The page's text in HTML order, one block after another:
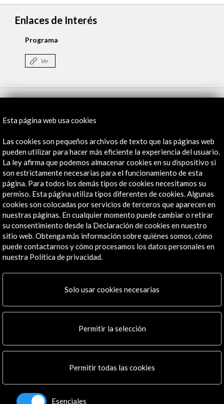
Enlaces de Interés
Programa
Ver
31 May - 03 Jun 2018
Los Ángeles, Estados Unidos
Recibe las últimas NOVEDADES
Suscríbete a nuestro boletín digital Ver último boletín
AC/E
Contacta
info@accioncultural.es
Esta página web usa cookies
Las cookies son pequeños archivos de texto que las páginas web
pueden utilizar para hacer más eficiente la experiencia del usuario.
La ley afirma que podemos almacenar cookies en su dispositivo si
son estrictamente necesarias para el funcionamiento de esta
página. Para todos los demás tipos de cookies necesitamos su
permiso. Esta página utiliza tipos diferentes de cookies. Algunas
cookies son colocadas por servicios de terceros que aparecen en
nuestras páginas. En cualquier momento puede cambiar o retirar
su consentimiento desde la Declaración de cookies en nuestro
sitio web. Obtenga más información sobre quiénes somos, cómo
puede contactarnos y cómo procesamos los datos personales en
nuestra Política de privacidad.
Solo usar cookies necesarias
Permitir la selección
Permitir todas las cookies
Esenciales